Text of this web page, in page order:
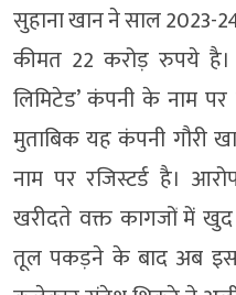
सुहाना खान ने साल 2023-
कीमत 22 करोड़ रुपये है।
लिमिटेड’ कंपनी के नाम
मुताबिक यह कंपनी गौरी
नाम पर रजिस्टर्ड है।
खरीदते वक्त कागजों में खुद
तूल पकड़ने के बाद अब